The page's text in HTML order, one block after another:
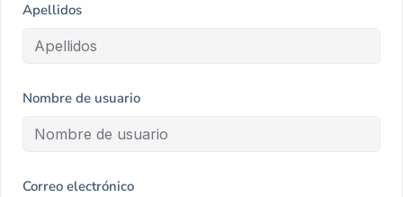
Apellidos
Nombre de usuario
Correo electrónico